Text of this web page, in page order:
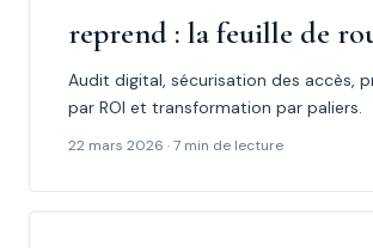
reprend : la feuille de
Audit digital, sécurisation des accès,
par ROI et transformation par paliers.
22 mars 2026 · 7 min de lecture